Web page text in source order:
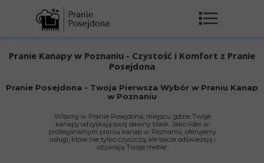
Pranie Kanapy w Poznaniu - Czystość i Komfort z Pranie
Posejdona
Pranie Posejdona - Twoja Pierwsza Wybór w Praniu Kanap
w Poznaniu
Witamy w Pranie Posejdona, miejscu, gdzie Twoje
kanapy odzyskają swój dawny blask. Jako lider w
profesjonalnym praniu kanap w Poznaniu, oferujemy
usługi, które nie tylko czyszczą, ale także odświeżają i
ożywiają Twoje meble.